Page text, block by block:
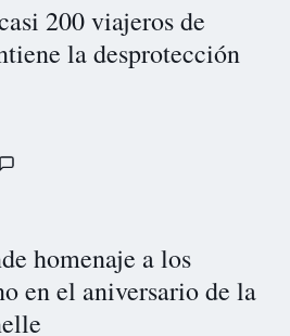
200 viajeros de
la desprotección
homenaje a los
en el aniversario de la